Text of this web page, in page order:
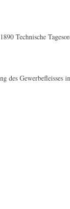
Technische
Gewerbefleisses